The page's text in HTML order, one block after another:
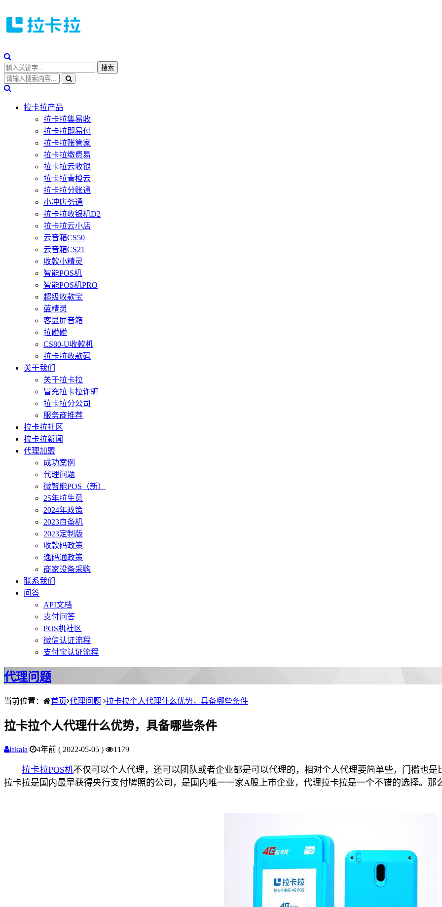
拉卡拉产品
拉卡拉集易收
拉卡拉即易付
拉卡拉账管家
拉卡拉缴费易
拉卡拉云收银
拉卡拉青橙云
拉卡拉分账通
小冲店务通
拉卡拉收银机D2
拉卡拉云小店
云音箱CS50
云音箱CS21
收款小精灵
智能POS机
智能POS机PRO
超级收款宝
蓝精灵
客显屏音箱
拉碰碰
CS80-U收款机
拉卡拉收款码
关于我们
关于拉卡拉
冒充拉卡拉诈骗
拉卡拉分公司
服务商推荐
拉卡拉社区
拉卡拉新闻
代理加盟
成功案例
代理问题
微智能POS（新）
25年拉生意
2024年政策
2023自备机
2023定制版
收款码政策
逸码通政策
商家设备采购
联系我们
问答
API文档
支付问答
POS机社区
微信认证流程
支付宝认证流程
代理问题
当前位置： 首页 代理问题 拉卡拉个人代理什么优势，具备哪些条件
拉卡拉个人代理什么优势，具备哪些条件
lakala 4年前 ( 2022-05-05 ) 1179
拉卡拉POS机不仅可以个人代理，还可以团队或者企业都是可以代理的，相对个人代理要简单些，门槛也
拉卡拉是国内最早获得央行支付牌照的公司，是国内唯一一家A股上市企业，代理拉卡拉是一个不错的选择。那